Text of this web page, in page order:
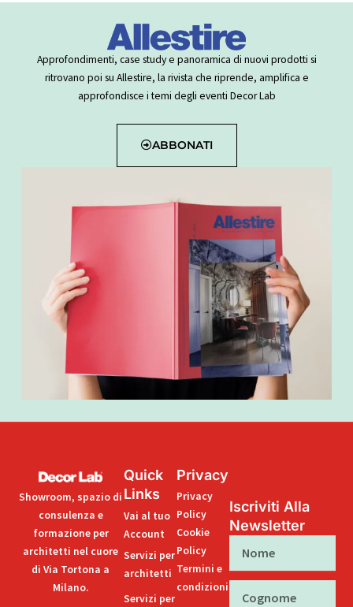
Approfondimenti, case study e panoramica di nuovi prodotti si
ritrovano poi su Allestire, la rivista che riprende, amplifica e
approfondisce i temi degli eventi Decor Lab
ABBONATI
Showroom, spazio di
consulenza e
formazione per
architetti nel cuore
di Via Tortona a
Milano.
Quick
Links
Vai al tuo
Account
Servizi per
architetti
Servizi per
Privacy
Privacy
Policy
Cookie
Policy
Termini e
condizioni
Iscriviti Alla
Newsletter